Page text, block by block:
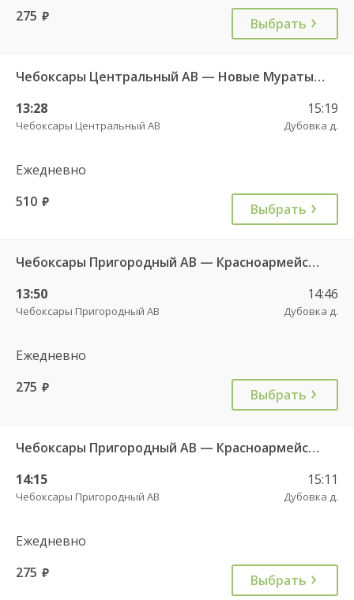
275 руб. Выбрать
Чебоксары Центральный АВ — Новые Мураты д. ч/з Комсомольское с. ДКП 626
13:28
Чебоксары Центральный АВ
15:19
Дубовка д.
Ежедневно
510 руб. Выбрать
Чебоксары Пригородный АВ — Красноармейское с. ДКП 121
13:50
Чебоксары Пригородный АВ
14:46
Дубовка д.
Ежедневно
275 руб. Выбрать
Чебоксары Пригородный АВ — Красноармейское с. ДКП 121
14:15
Чебоксары Пригородный АВ
15:11
Дубовка д.
Ежедневно
275 руб. Выбрать